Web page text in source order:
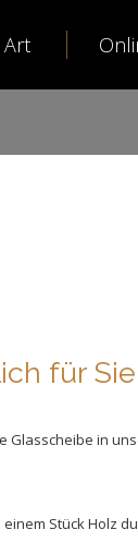
Art
für
in
Stück Holz